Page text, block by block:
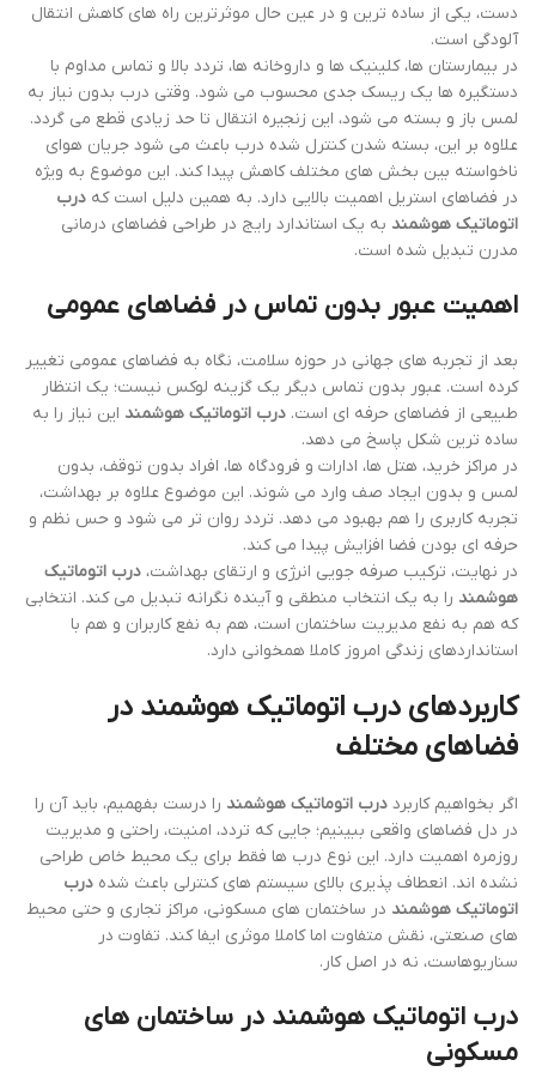
دست، یکی از ساده ترین و در عین حال موثرترین راه های کاهش انتقال
آلودگی است.
در بیمارستان ها، کلینیک ها و داروخانه ها، تردد بالا و تماس مداوم با
دستگیره ها یک ریسک جدی محسوب می شود. وقتی درب بدون نیاز به
لمس باز و بسته می شود، این زنجیره انتقال تا حد زیادی قطع می گردد.
علاوه بر این، بسته شدن کنترل شده درب باعث می شود جریان هوای
ناخواسته بین بخش های مختلف کاهش پیدا کند. این موضوع به ویژه
در فضاهای استریل اهمیت بالایی دارد. به همین دلیل است که درب
اتوماتیک هوشمند به یک استاندارد رایج در طراحی فضاهای درمانی
مدرن تبدیل شده است.
اهمیت عبور بدون تماس در فضاهای عمومی
بعد از تجربه های جهانی در حوزه سلامت، نگاه به فضاهای عمومی تغییر
کرده است. عبور بدون تماس دیگر یک گزینه لوکس نیست؛ یک انتظار
طبیعی از فضاهای حرفه ای است. درب اتوماتیک هوشمند این نیاز را به
ساده ترین شکل پاسخ می دهد.
در مراکز خرید، هتل ها، ادارات و فرودگاه ها، افراد بدون توقف، بدون
لمس و بدون ایجاد صف وارد می شوند. این موضوع علاوه بر بهداشت،
تجربه کاربری را هم بهبود می دهد. تردد روان تر می شود و حس نظم و
حرفه ای بودن فضا افزایش پیدا می کند.
در نهایت، ترکیب صرفه جویی انرژی و ارتقای بهداشت، درب اتوماتیک
هوشمند را به یک انتخاب منطقی و آینده نگرانه تبدیل می کند. انتخابی
که هم به نفع مدیریت ساختمان است، هم به نفع کاربران و هم با
استانداردهای زندگی امروز کاملا همخوانی دارد.
کاربردهای درب اتوماتیک هوشمند در
فضاهای مختلف
اگر بخواهیم کاربرد درب اتوماتیک هوشمند را درست بفهمیم، باید آن را
در دل فضاهای واقعی ببینیم؛ جایی که تردد، امنیت، راحتی و مدیریت
روزمره اهمیت دارد. این نوع درب ها فقط برای یک محیط خاص طراحی
نشده اند. انعطاف پذیری بالای سیستم های کنترلی باعث شده درب
اتوماتیک هوشمند در ساختمان های مسکونی، مراکز تجاری و حتی محیط
های صنعتی، نقش متفاوت اما کاملا موثری ایفا کند. تفاوت در
سناریوهاست، نه در اصل کار.
درب اتوماتیک هوشمند در ساختمان های
مسکونی